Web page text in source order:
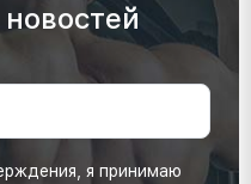
я принимаю